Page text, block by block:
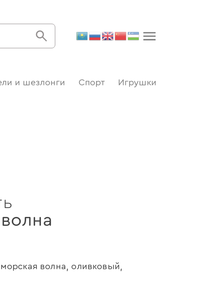
и шезлонги Спорт Игрушки
волна, оливковый,